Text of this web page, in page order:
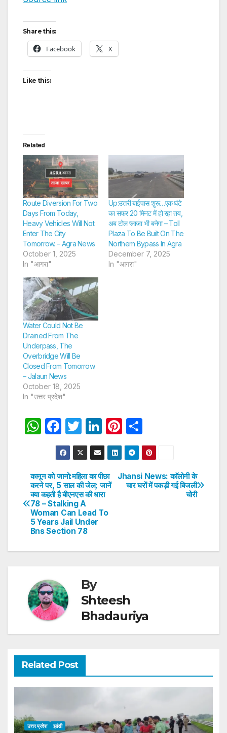
Share this:
Facebook X
Like this:
Related
Route Diversion For Two
Days From Today,
Heavy Vehicles Will Not
Enter The City
Tomorrow. – Agra News
October 1, 2025
In "आगरा"
Up:उत्तरी बाईपास शुरू…एक घंटे
का सफर 20 मिनट में हो रहा तय,
अब टोल प्लाजा भी बनेगा – Toll
Plaza To Be Built On The
Northern Bypass In Agra
December 7, 2025
In "आगरा"
Water Could Not Be
Drained From The
Underpass, The
Overbridge Will Be
Closed From Tomorrow.
– Jalaun News
October 18, 2025
In "उत्तर प्रदेश"
W
s
A
p
p
F
a
c
e
b
o
o
k
T
w
itt
er
Li
n
k
e
dI
n
Pi
nt
er
e
st
h
ar
e
Post
navigation
Jhansi News: काॅलोनी के
चार घरों में पकड़ी गई बिजली
चोरी
कानून को जानो:महिला का पीछा
करने पर, 5 साल की जेल; जानें
क्या कहती है बीएनएस की धारा
78 – Stalking A
Woman Can Lead To
5 Years Jail Under
Bns Section 78
By
Shteesh
Bhadauriya
Related Post
उत्तर प्रदेश झांसी